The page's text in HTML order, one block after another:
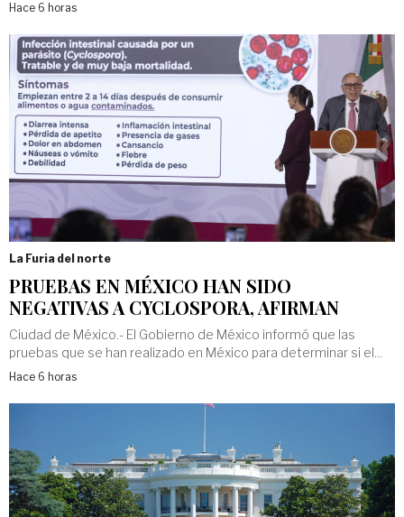
Hace 6 horas
La Furia del norte
PRUEBAS EN MÉXICO HAN SIDO
NEGATIVAS A CYCLOSPORA, AFIRMAN
Ciudad de México.- El Gobierno de México informó que las
pruebas que se han realizado en México para determinar si el...
Hace 6 horas